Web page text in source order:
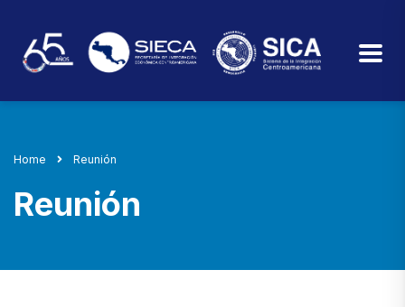
Home Reunión
Reunión